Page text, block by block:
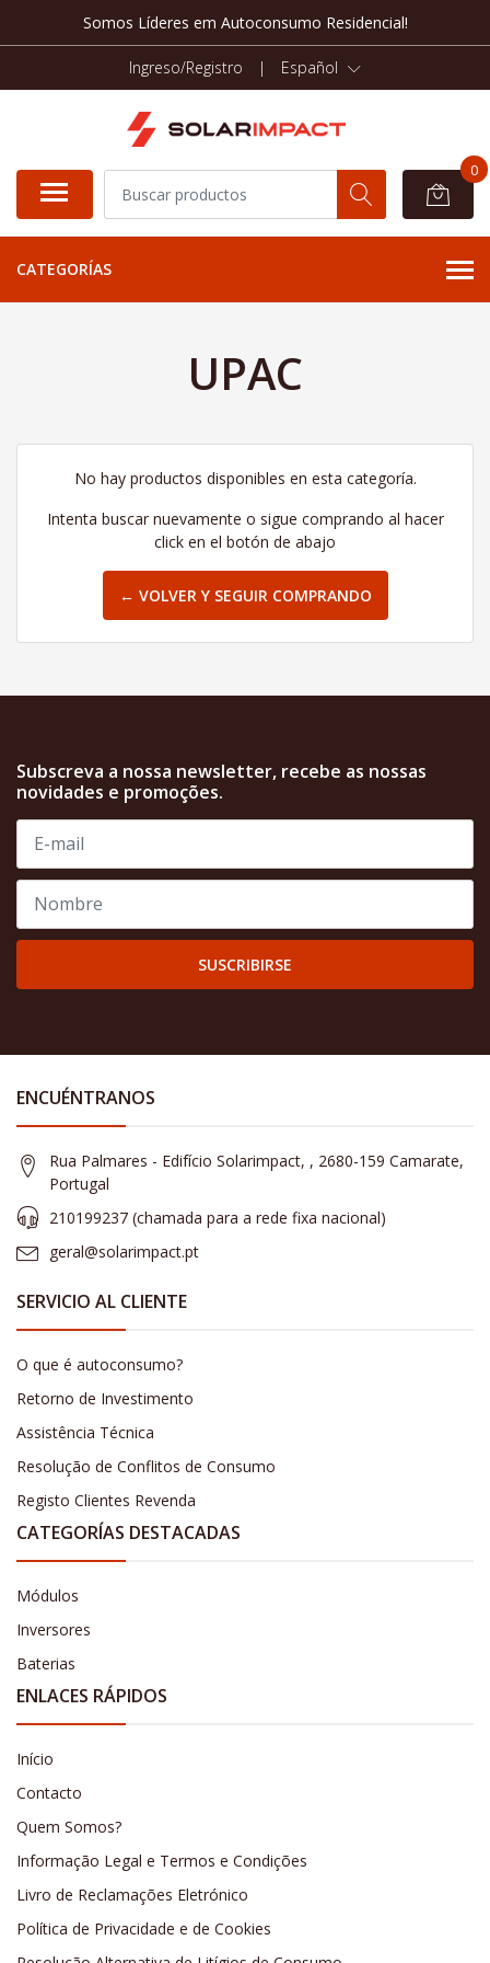
Somos Líderes em Autoconsumo Residencial!
Ingreso/Registro | Español
0
CATEGORÍAS
UPAC
No hay productos disponibles en esta categoría.
Intenta buscar nuevamente o sigue comprando al hacer
click en el botón de abajo
← VOLVER Y SEGUIR COMPRANDO
Subscreva a nossa newsletter, recebe as nossas
novidades e promoções.
SUSCRIBIRSE
ENCUÉNTRANOS
Rua Palmares - Edifício Solarimpact, , 2680-159 Camarate,
Portugal
210199237 (​chamada para a rede fixa nacional)
geral@solarimpact.pt
SERVICIO AL CLIENTE
O que é autoconsumo?
Retorno de Investimento
Assistência Técnica
Resolução de Conflitos de Consumo
Registo Clientes Revenda
CATEGORÍAS DESTACADAS
Módulos
Inversores
Baterias
ENLACES RÁPIDOS
Início
Contacto
Quem Somos?
Informação Legal e Termos e Condições
Livro de Reclamações Eletrónico
Política de Privacidade e de Cookies